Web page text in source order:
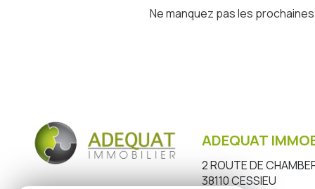
Ne manquez pas les
ADEQUAT
2 ROUTE DE
38110CESSIEU